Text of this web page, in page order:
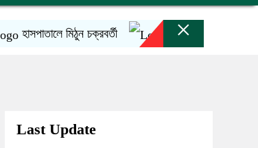
হাসপাতালে মিঠুন চক্রবর্তী ইনফান্তিনোর
×
Last Update